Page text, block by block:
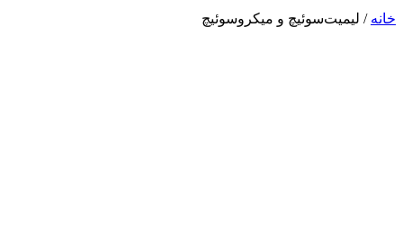
خانه / لیمیت‌سوئیچ و میکروسوئیچ